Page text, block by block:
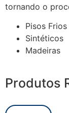
tornando o
Pisos Frios
Sintéticos
Madeiras
Produtos